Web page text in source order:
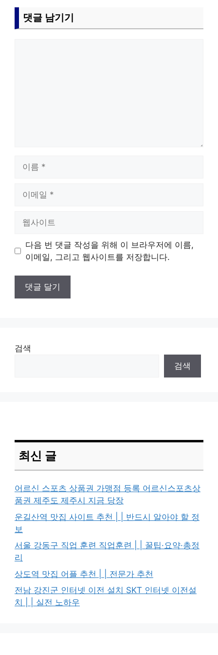
댓글 남기기
트
다음 번 댓글 작성을 위해 이 브라우저에 이름,
이메일, 그리고 웹사이트를 저장합니다.
검색
검색
최신 글
어르신 스포츠 상품권 가맹점 등록 어르신스포츠상
품권 제주도 제주시 지금 당장
운길산역 맛집 사이트 추천 | | 반드시 알아야 할 정
보
서울 강동구 직업 훈련 직업훈련 | | 꿀팁·요약·총정
리
상도역 맛집 어플 추천 | | 전문가 추천
전남 강진군 인터넷 이전 설치 SKT 인터넷 이전설
치 | | 실전 노하우